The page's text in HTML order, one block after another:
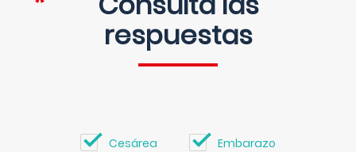
respuestas
Cesárea Embarazo